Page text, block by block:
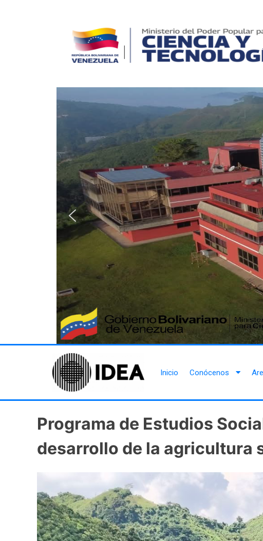
Inicio Conócenos
Programa de Estudios
desarrollo de la agricultura